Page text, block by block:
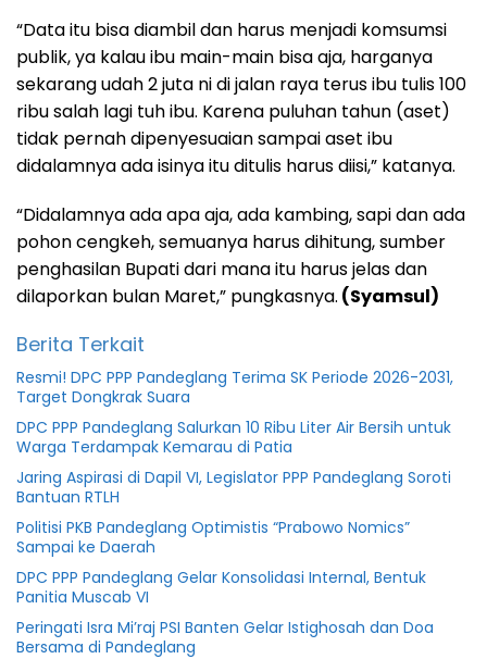
“Data itu bisa diambil dan harus menjadi komsumsi
publik, ya kalau ibu main-main bisa aja, harganya
sekarang udah 2 juta ni di jalan raya terus ibu tulis 100
ribu salah lagi tuh ibu. Karena puluhan tahun (aset)
tidak pernah dipenyesuaian sampai aset ibu
didalamnya ada isinya itu ditulis harus diisi,” katanya.
“Didalamnya ada apa aja, ada kambing, sapi dan ada
pohon cengkeh, semuanya harus dihitung, sumber
penghasilan Bupati dari mana itu harus jelas dan
dilaporkan bulan Maret,” pungkasnya. (Syamsul)
Berita Terkait
Resmi! DPC PPP Pandeglang Terima SK Periode 2026-2031,
Target Dongkrak Suara
DPC PPP Pandeglang Salurkan 10 Ribu Liter Air Bersih untuk
Warga Terdampak Kemarau di Patia
Jaring Aspirasi di Dapil VI, Legislator PPP Pandeglang Soroti
Bantuan RTLH
Politisi PKB Pandeglang Optimistis “Prabowo Nomics”
Sampai ke Daerah
DPC PPP Pandeglang Gelar Konsolidasi Internal, Bentuk
Panitia Muscab VI
Peringati Isra Mi’raj PSI Banten Gelar Istighosah dan Doa
Bersama di Pandeglang